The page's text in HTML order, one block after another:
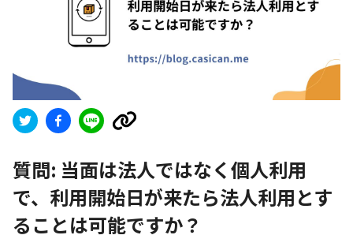
質問: 当面は法人ではなく個人利用
で、利用開始日が来たら法人利用とす
ることは可能ですか？